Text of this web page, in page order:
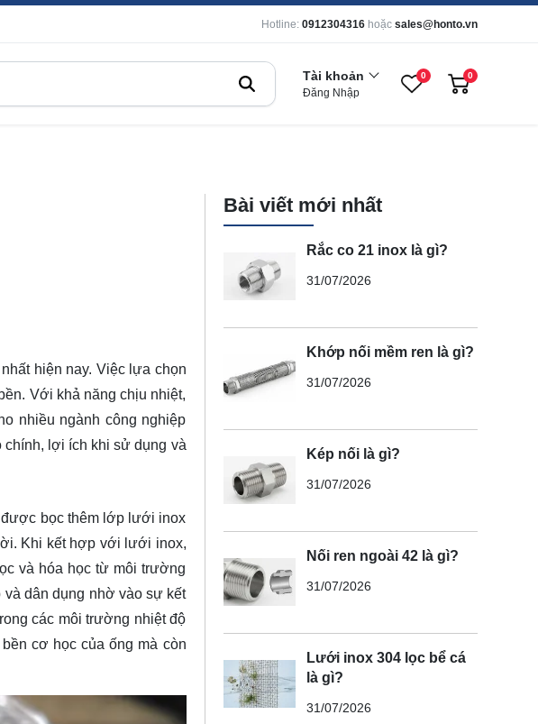
Hotline: 0912304316 hoặc sales@honto.vn
Tài khoản
Đăng Nhập
0 0
hiện nay. Việc lựa chọn
Với khả năng chịu nhiệt,
nhiều ngành công nghiệp
chính, lợi ích khi sử dụng và
bọc thêm lớp lưới inox
Khi kết hợp với lưới inox,
và hóa học từ môi trường
dân dụng nhờ vào sự kết
các môi trường nhiệt độ
cơ học của ống mà còn
Bài viết mới nhất
Rắc co 21 inox là gì?
31/07/2026
Khớp nối mềm ren là gì?
31/07/2026
Kép nối là gì?
31/07/2026
Nối ren ngoài 42 là gì?
31/07/2026
Lưới inox 304 lọc bể cá
là gì?
31/07/2026